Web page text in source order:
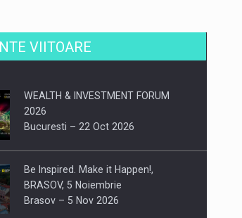
VIITOARE
WEALTH & INVESTMENT FORUM
2026
Bucuresti – 22 Oct 2026
Be Inspired. Make it Happen!,
BRASOV, 5 Noiembrie
Brasov – 5 Nov 2026